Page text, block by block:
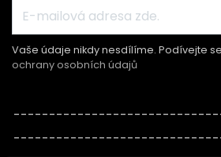
Vaše údaje nikdy nesdílíme. Podívejte
ochrany osobních údajů